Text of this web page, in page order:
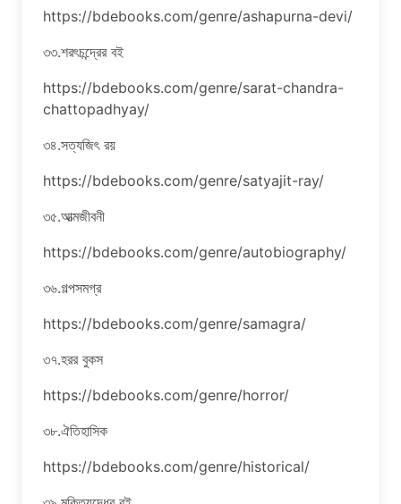
https://bdebooks.com/genre/ashapurna-devi/
৩৩.শরৎচন্দ্রের বই
https://bdebooks.com/genre/sarat-chandra-
chattopadhyay/
৩৪.সত্যজিৎ রয়
https://bdebooks.com/genre/satyajit-ray/
৩৫.আত্মজীবনী
https://bdebooks.com/genre/autobiography/
৩৬.গল্পসমগ্র
https://bdebooks.com/genre/samagra/
৩৭.হরর বুকস
https://bdebooks.com/genre/horror/
৩৮.ঐতিহাসিক
https://bdebooks.com/genre/historical/